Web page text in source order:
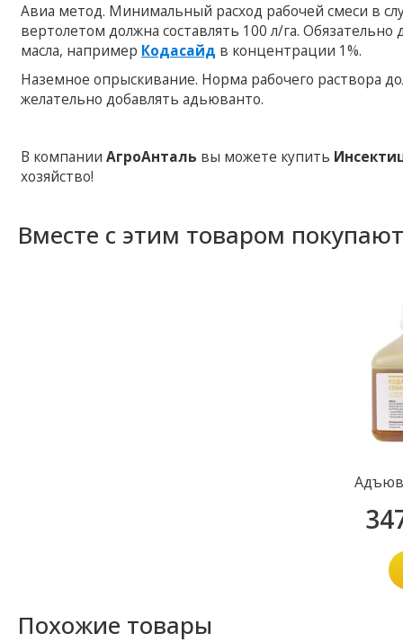
Авиа метод. Минимальный расход рабочей смеси в
вертолетом должна составлять 100 л/га.
масла, например Кодасайд в концентрации 1%.
Наземное опрыскивание. Норма рабочего раствора
желательно добавлять адьюванто.
В компанииАгроАнталь вы можете купить
хозяйство!
Вместе с этим товаром покупают
Похожие товары